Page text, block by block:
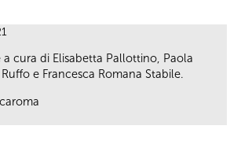
cura di Elisabetta Pallottino, Paola
e Francesca Romana Stabile.